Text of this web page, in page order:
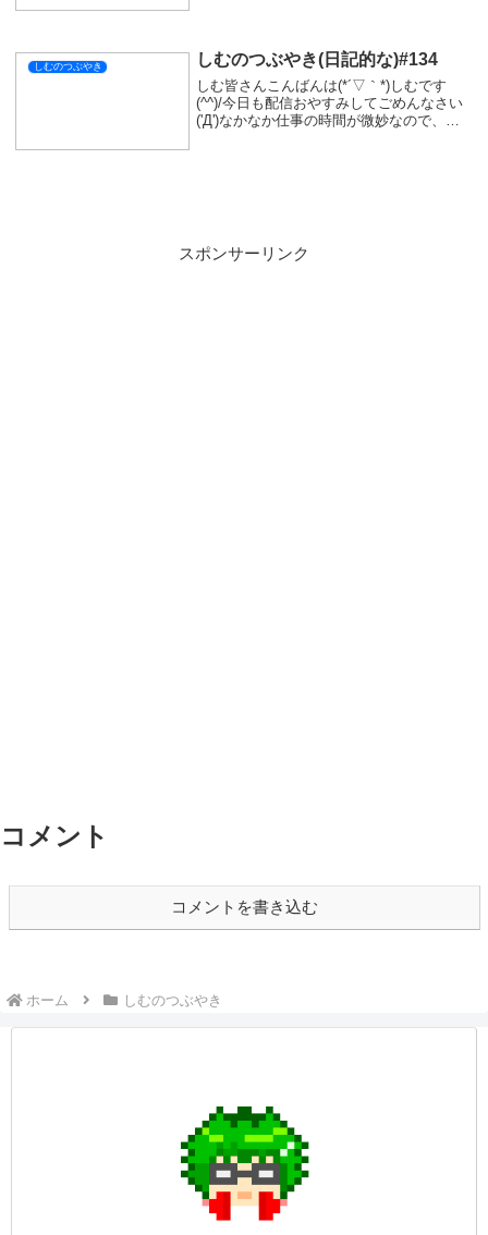
しむのつぶやき しむのつぶやき(日記的な)#134
しむ皆さんこんばんは(*´▽｀*)しむです
(^^)/今日も配信おやすみしてごめんなさい
('Д')なかなか仕事の時間が微妙なので、配
スポンサーリンク
コメント
コメントを書き込む
ホーム しむのつぶやき